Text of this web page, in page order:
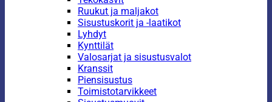
Ruukut ja maljakot
Sisustuskorit ja -laatikot
Lyhdyt
Kynttilät
Valosarjat ja sisustusvalot
Kranssit
Piensisustus
Toimistotarvikkeet